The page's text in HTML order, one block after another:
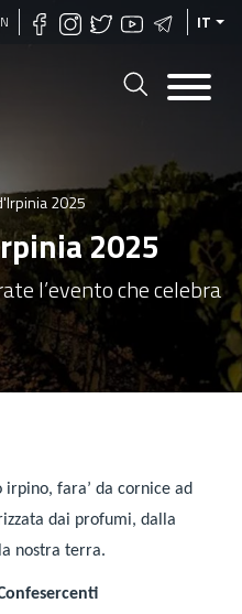
IT
2025
2025
l’evento che celebra
irpino, fara’ da cornice ad
dai profumi, dalla
nostra terra.